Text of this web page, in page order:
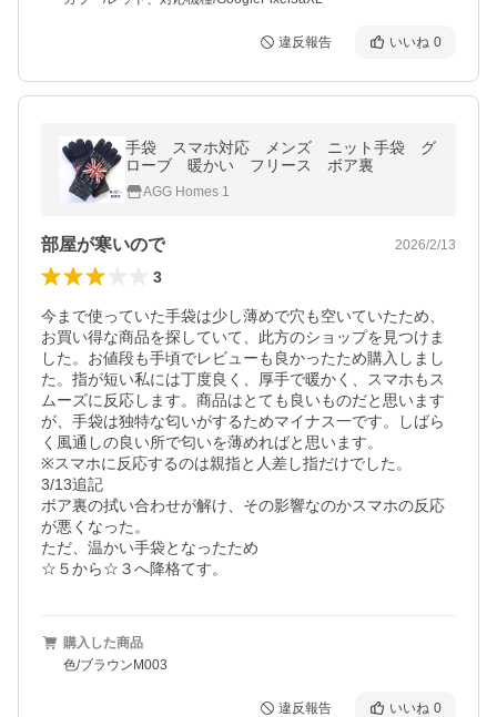
違反報告 いいね 0
手袋 スマホ対応 メンズ ニット手袋 グ
ローブ 暖かい フリース ボア裏
AGG Homes 1
部屋が寒いので 2026/2/13
3
今まで使っていた手袋は少し薄めで穴も空いていたため、
お買い得な商品を探していて、此方のショップを見つけま
した。お値段も手頃でレビューも良かったため購入しまし
た。指が短い私には丁度良く、厚手で暖かく、スマホもス
ムーズに反応します。商品はとても良いものだと思います
が、手袋は独特な匂いがするためマイナス一です。しばら
く風通しの良い所で匂いを薄めればと思います。
※スマホに反応するのは親指と人差し指だけでした。
3/13追記
ボア裏の拭い合わせが解け、その影響なのかスマホの反応
が悪くなった。
ただ、温かい手袋となったため
☆５から☆３へ降格てす。
購入した商品
色/ブラウンM003
違反報告 いいね 0